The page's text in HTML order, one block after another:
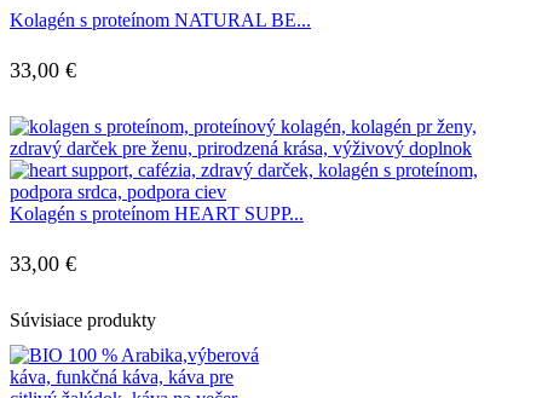
Kolagén s proteínom NATURAL BE...
33,00 €
Kolagén s proteínom HEART SUPP...
33,00 €
Súvisiace produkty